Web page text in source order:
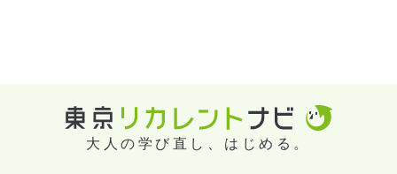
大人の学び直し、はじめる。